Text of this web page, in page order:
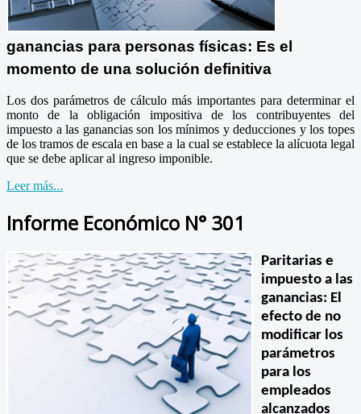
ganancias para personas físicas: Es el
momento de una solución definitiva
Los dos parámetros de cálculo más importantes para determinar el
monto de la obligación impositiva de los contribuyentes del
impuesto a las ganancias son los mínimos y deducciones y los topes
de los tramos de escala en base a la cual se establece la alícuota legal
que se debe aplicar al ingreso imponible.
Leer más...
Informe Económico N° 301
Paritarias e
impuesto a las
ganancias: El
efecto de no
modificar los
parámetros
para los
empleados
alcanzados